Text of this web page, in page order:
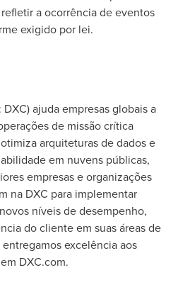
a ocorrência de eventos
exigido por lei.
ajuda empresas globais a
de missão crítica
arquiteturas de dados e
em nuvens públicas,
empresas e organizações
na DXC para implementar
níveis de desempenho,
do cliente em suas áreas de
excelência aos
DXC.com.